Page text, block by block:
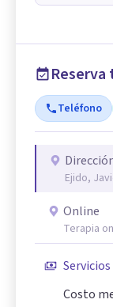
Reserva
Teléfono
Ejido,
Online
Terapia
Costo